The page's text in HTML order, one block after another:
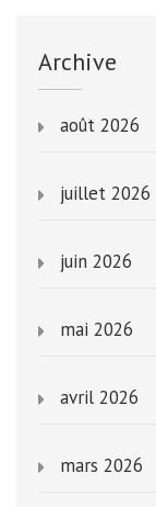
Archive
août 2026
juillet 2026
juin 2026
mai 2026
avril 2026
mars 2026